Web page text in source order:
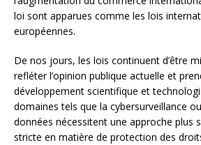
loi sont apparues comme les lois
européennes.
De nos jours, les lois continuent d’être
refléter l’opinion publique actuelle et
développement scientifique et
domaines tels que la cybersurveillance
données nécessitent une approche plus
stricte en matière de protection des